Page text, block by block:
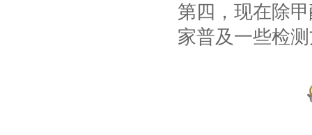
第四 ，现在除
家普及一些检